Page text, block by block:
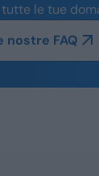
le tue
nostre FAQ